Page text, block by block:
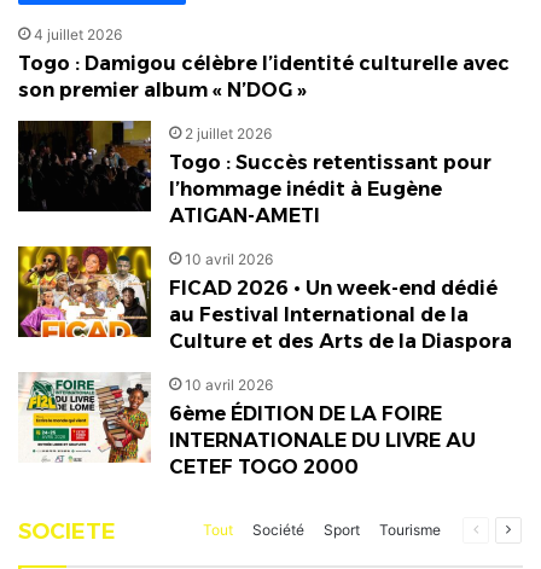
4 juillet 2026
Togo : Damigou célèbre l’identité culturelle avec
son premier album « N’DOG »
2 juillet 2026
Togo : Succès retentissant pour
l’hommage inédit à Eugène
ATIGAN-AMETI
10 avril 2026
FICAD 2026 • Un week-end dédié
au Festival International de la
Culture et des Arts de la Diaspora
10 avril 2026
6ème ÉDITION DE LA FOIRE
INTERNATIONALE DU LIVRE AU
CETEF TOGO 2000
SOCIETE Tout Société Sport Tourisme
Page